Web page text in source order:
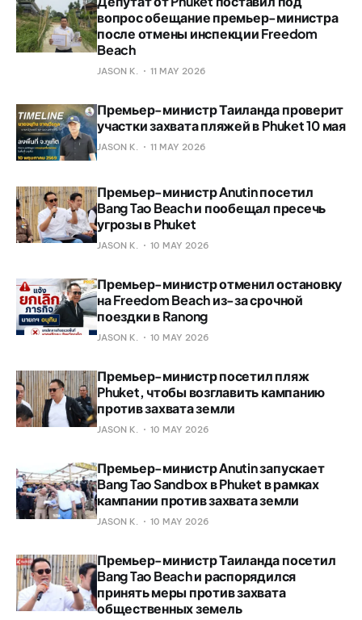
вопрос обещание премьер-министра
после отмены инспекции Freedom
Beach
JASON K. 11 MAY 2026
Премьер-министр Таиланда проверит
участки захвата пляжей в Phuket 10 мая
JASON K. 11 MAY 2026
Премьер-министр Anutin посетил
Bang Tao Beach и пообещал пресечь
угрозы в Phuket
JASON K. 10 MAY 2026
Премьер-министр отменил остановку
на Freedom Beach из-за срочной
поездки в Ranong
JASON K. 10 MAY 2026
Премьер-министр посетил пляж
Phuket, чтобы возглавить кампанию
против захвата земли
JASON K. 10 MAY 2026
Премьер-министр Anutin запускает
Bang Tao Sandbox в Phuket в рамках
кампании против захвата земли
JASON K. 10 MAY 2026
Премьер-министр Таиланда посетил
Bang Tao Beach и распорядился
принять меры против захвата
общественных земель